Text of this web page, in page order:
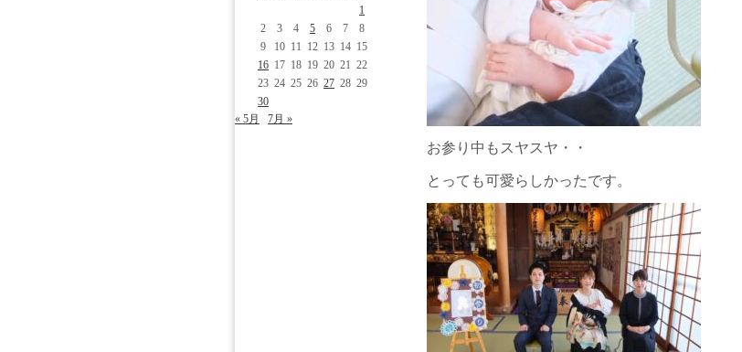
お参り中もスヤスヤ・・
とっても可愛らしかったです。
1
2
3 4 5 6 7
8
9
10 11 12 13 14 15
16 17 18 19 20 21 22
23 24 25 26 27 28 29
30
« 5月
7月 »